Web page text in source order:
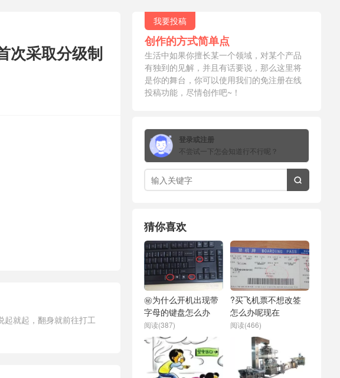
次采取分级制
起就起，翻身就前往打工
我要投稿
创作的方式简单点
生活中如果你擅长某一个领域，对某个产品
有独到的见解，并且有话要说，那么这里将
是你的舞台，你可以使用我们的免注册在线
投稿功能，尽情创作吧~！
登录或注册
不尝试一下怎会知道行不行呢？

猜你喜欢
㊙️为什么开机出现带
字母的键盘怎么办
阅读(387)
?买飞机票不想改签
怎么办呢现在
阅读(466)